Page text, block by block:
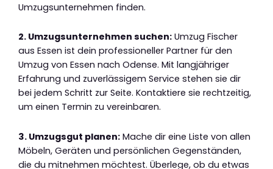
Umzugsunternehmen finden.
2. Umzugsunternehmen suchen: Umzug Fischer
aus Essen ist dein professioneller Partner für den
Umzug von Essen nach Odense. Mit langjähriger
Erfahrung und zuverlässigem Service stehen sie dir
bei jedem Schritt zur Seite. Kontaktiere sie rechtzeitig,
um einen Termin zu vereinbaren.
3. Umzugsgut planen: Mache dir eine Liste von allen
Möbeln, Geräten und persönlichen Gegenständen,
die du mitnehmen möchtest. Überlege, ob du etwas